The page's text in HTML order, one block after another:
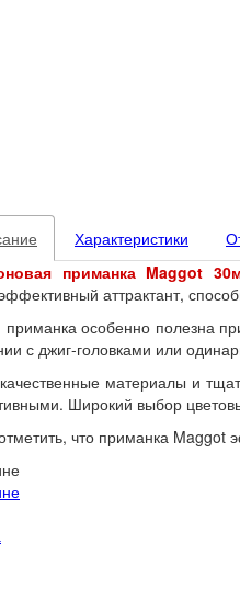
Характеристики
приманка Maggot
аттрактант,
особенно полезна
с джиг-головками или
материалы и
Широкий выбор
что приманка Maggot